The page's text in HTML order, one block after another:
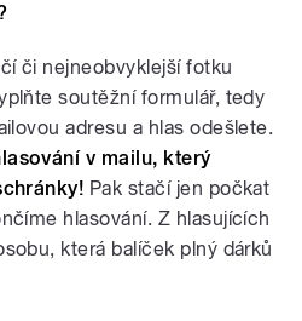
či nejneobvyklejší fotku
soutěžní formulář, tedy
adresu a hlas odešlete.
v mailu, který
Pak stačí jen počkat
hlasování. Z hlasujících
která balíček plný dárků